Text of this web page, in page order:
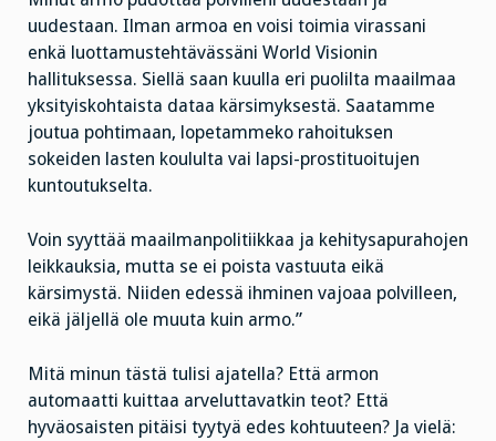
uudestaan. Ilman armoa en voisi toimia virassani
enkä luottamustehtävässäni World Visionin
hallituksessa. Siellä saan kuulla eri puolilta maailmaa
yksityiskohtaista dataa kärsimyksestä. Saatamme
joutua pohtimaan, lopetammeko rahoituksen
sokeiden lasten koululta vai lapsi-prostituoitujen
kuntoutukselta.
Voin syyttää maailmanpolitiikkaa ja kehitysapurahojen
leikkauksia, mutta se ei poista vastuuta eikä
kärsimystä. Niiden edessä ihminen vajoaa polvilleen,
eikä jäljellä ole muuta kuin armo.”
Mitä minun tästä tulisi ajatella? Että armon
automaatti kuittaa arveluttavatkin teot? Että
hyväosaisten pitäisi tyytyä edes kohtuuteen? Ja vielä: